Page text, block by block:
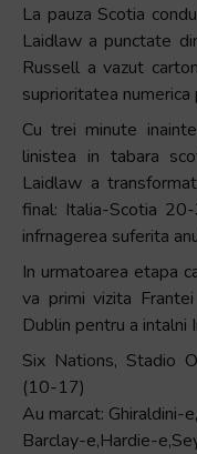
La pauza Scotia
Laidlaw a punctate
Russell a vazut
suprioritatea numerica
Cu trei minute
linistea in tabara
Laidlaw a
final: Italia-Scotia
infrnagerea suferita
In urmatoarea etapa
va primi vizita
Dublin pentru a intalni
Six Nations, Stadio
(10-17)
Au marcat:
Barclay-e,Hardie-